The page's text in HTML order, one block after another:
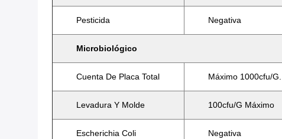
Pesticida Negativa
Microbiológico
Cuenta De Placa Total Máximo 1000cfu/g.
Levadura Y Molde 100cfu/g Máximo
Escherichia Coli Negativa